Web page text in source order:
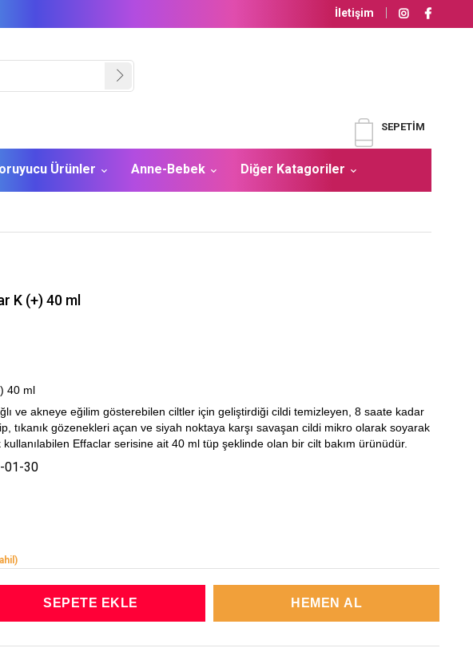
İletişim
SEPETIM
Ürünler Anne-Bebek Diğer Katagoriler
K (+) 40 ml
40 ml
ve akneye eğilim gösterebilen ciltler için geliştirdiği cildi temizleyen, 8 saate kadar
tıkanık gözenekleri açan ve siyah noktaya karşı savaşan cildi mikro olarak soyarak
kullanılabilen Effaclar serisine ait 40 ml tüp şeklinde olan bir cilt bakım ürünüdür.
01-30